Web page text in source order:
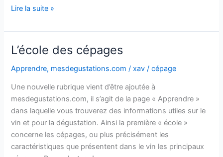
Améliorations
Lire la suite »
L’école des cépages
Apprendre, mesdegustations.com /xav /cépage
Une nouvelle rubrique vient d’être ajoutée à
mesdegustations.com, il s’agit de la page « Apprendre »
dans laquelle vous trouverez des informations utiles sur le
vin et pour la dégustation. Ainsi la première « école »
concerne les cépages, ou plus précisément les
caractéristiques que présentent dans le vin les principaux